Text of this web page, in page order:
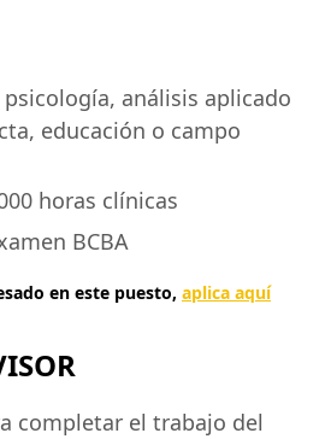
análisis aplicado
educación o campo
horas clínicas
BCBA
en este puesto, aplica aquí
completar el trabajo del